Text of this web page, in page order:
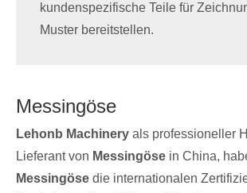
kundenspezifische Teile für
Muster bereitstellen.
Messingöse
Lehonb Machinery als professioneller
Lieferant von Messingöse in China,
Messingöse die internationalen